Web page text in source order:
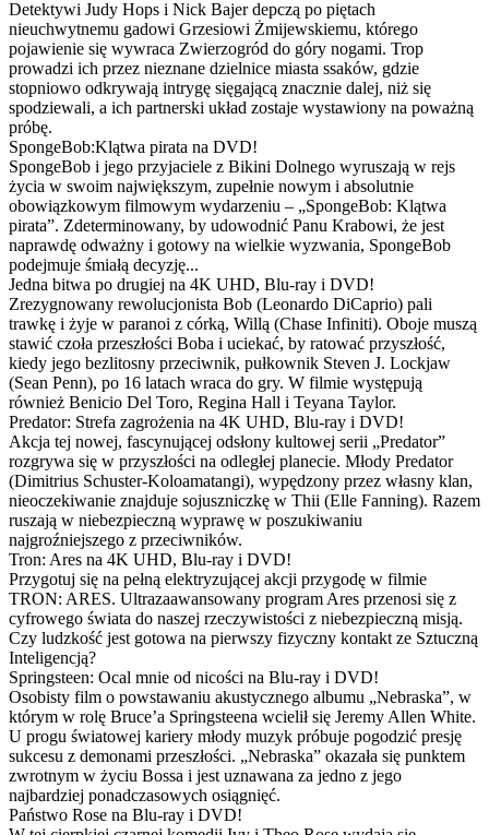
Detektywi Judy Hops i Nick Bajer depczą po piętach
nieuchwytnemu gadowi Grzesiowi Żmijewskiemu, którego
pojawienie się wywraca Zwierzogród do góry nogami. Trop
prowadzi ich przez nieznane dzielnice miasta ssaków, gdzie
stopniowo odkrywają intrygę sięgającą znacznie dalej, niż się
spodziewali, a ich partnerski układ zostaje wystawiony na poważną
próbę.
SpongeBob:Klątwa pirata na DVD!
SpongeBob i jego przyjaciele z Bikini Dolnego wyruszają w rejs
życia w swoim największym, zupełnie nowym i absolutnie
obowiązkowym filmowym wydarzeniu – „SpongeBob: Klątwa
pirata”. Zdeterminowany, by udowodnić Panu Krabowi, że jest
naprawdę odważny i gotowy na wielkie wyzwania, SpongeBob
podejmuje śmiałą decyzję...
Jedna bitwa po drugiej na 4K UHD, Blu-ray i DVD!
Zrezygnowany rewolucjonista Bob (Leonardo DiCaprio) pali
trawkę i żyje w paranoi z córką, Willą (Chase Infiniti). Oboje muszą
stawić czoła przeszłości Boba i uciekać, by ratować przyszłość,
kiedy jego bezlitosny przeciwnik, pułkownik Steven J. Lockjaw
(Sean Penn), po 16 latach wraca do gry. W filmie występują
również Benicio Del Toro, Regina Hall i Teyana Taylor.
Predator: Strefa zagrożenia na 4K UHD, Blu-ray i DVD!
Akcja tej nowej, fascynującej odsłony kultowej serii „Predator”
rozgrywa się w przyszłości na odległej planecie. Młody Predator
(Dimitrius Schuster-Koloamatangi), wypędzony przez własny klan,
nieoczekiwanie znajduje sojuszniczkę w Thii (Elle Fanning). Razem
ruszają w niebezpieczną wyprawę w poszukiwaniu
najgroźniejszego z przeciwników.
Tron: Ares na 4K UHD, Blu-ray i DVD!
Przygotuj się na pełną elektryzującej akcji przygodę w filmie
TRON: ARES. Ultrazaawansowany program Ares przenosi się z
cyfrowego świata do naszej rzeczywistości z niebezpieczną misją.
Czy ludzkość jest gotowa na pierwszy fizyczny kontakt ze Sztuczną
Inteligencją?
Springsteen: Ocal mnie od nicości na Blu-ray i DVD!
Osobisty film o powstawaniu akustycznego albumu „Nebraska”, w
którym w rolę Bruce’a Springsteena wcielił się Jeremy Allen White.
U progu światowej kariery młody muzyk próbuje pogodzić presję
sukcesu z demonami przeszłości. „Nebraska” okazała się punktem
zwrotnym w życiu Bossa i jest uznawana za jedno z jego
najbardziej ponadczasowych osiągnięć.
Państwo Rose na Blu-ray i DVD!